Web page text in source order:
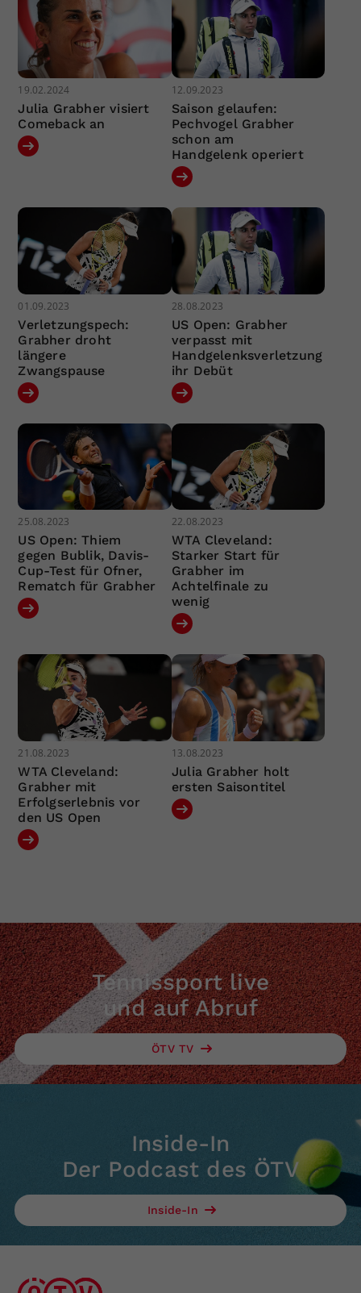
19.02.2024
Julia Grabher visiert
Comeback an
12.09.2023
Saison gelaufen:
Pechvogel Grabher
schon am
Handgelenk operiert
01.09.2023
Verletzungspech:
Grabher droht
längere
Zwangspause
28.08.2023
US Open: Grabher
verpasst mit
Handgelenksverletzung
ihr Debüt
25.08.2023
US Open: Thiem
gegen Bublik, Davis-
Cup-Test für Ofner,
Rematch für Grabher
22.08.2023
WTA Cleveland:
Starker Start für
Grabher im
Achtelfinale zu
wenig
21.08.2023
WTA Cleveland:
Grabher mit
Erfolgserlebnis vor
den US Open
13.08.2023
Julia Grabher holt
ersten Saisontitel
Tennissport live
und auf Abruf
ÖTV TV
Inside-In
Der Podcast des ÖTV
Inside-In